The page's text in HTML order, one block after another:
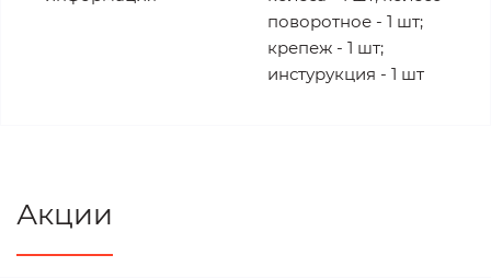
поворотное - 1 шт;
крепеж - 1 шт;
инстурукция - 1 шт
Акции